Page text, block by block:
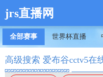
jrs直播网
全部赛事 世界杯直播
高级搜索 爱布谷cctv5在